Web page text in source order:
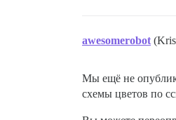
awesomerobot
Мы ещё не
схемы цветов по